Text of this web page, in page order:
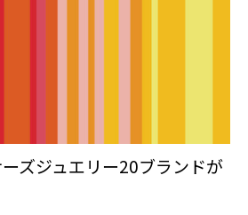
ズジュエリー20ブランドが